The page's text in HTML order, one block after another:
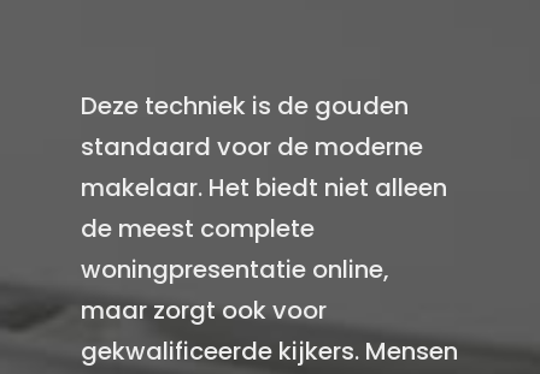
Deze techniek is de gouden
standaard voor de moderne
makelaar. Het biedt niet alleen
de meest complete
woningpresentatie online,
maar zorgt ook voor
gekwalificeerde kijkers. Mensen